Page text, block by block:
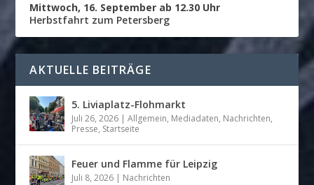
Mittwoch, 16. September ab 12.30 Uhr
Herbstfahrt zum Petersberg
AKTUELLE BEITRÄGE
5. Liviaplatz-Flohmarkt
Juli 26, 2026 |Allgemein, Mediadaten, Nachrichten,
Presse, Startseite
Feuer und Flamme für Leipzig
Juli 8, 2026 | Nachrichten